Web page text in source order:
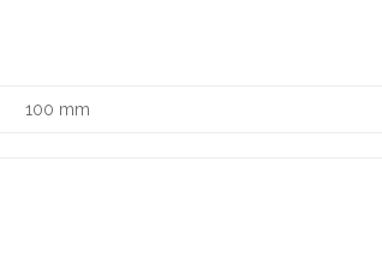
100 mm